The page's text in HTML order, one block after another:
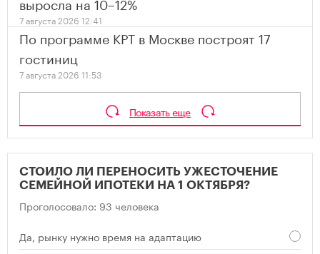
7 августа 2026 12:41
По программе КРТ в Москве построят 17
гостиниц
7 августа 2026 11:53
Показать еще
СТОИЛО ЛИ ПЕРЕНОСИТЬ УЖЕСТОЧЕНИЕ
СЕМЕЙНОЙ ИПОТЕКИ НА 1 ОКТЯБРЯ?
Проголосовало: 93 человека
Да, рынку нужно время на адаптацию